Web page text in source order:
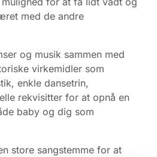
med de andre
og musik sammen med
virkemidler som
enkle dansetrin,
rekvisitter for at opnå en
baby og dig som
store sangstemme for at